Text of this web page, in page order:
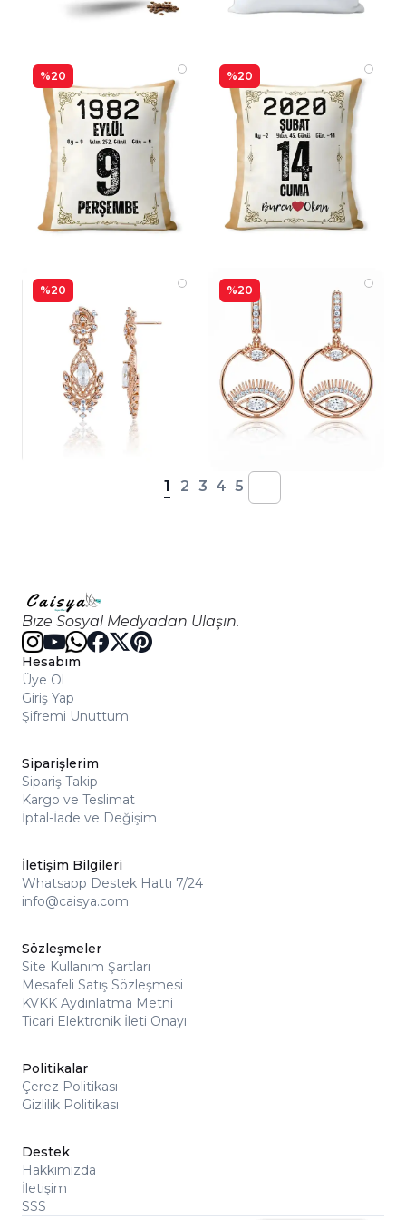
%20 %20
%20 %20
1 2 3 4 5
Bize Sosyal Medyadan Ulaşın.
Hesabım
Üye Ol
Giriş Yap
Şifremi Unuttum
Siparişlerim
Sipariş Takip
Kargo ve Teslimat
İptal-İade ve Değişim
İletişim Bilgileri
Whatsapp Destek Hattı 7/24
info@caisya.com
Sözleşmeler
Site Kullanım Şartları
Mesafeli Satış Sözleşmesi
KVKK Aydınlatma Metni
Ticari Elektronik İleti Onayı
Politikalar
Çerez Politikası
Gizlilik Politikası
Destek
Hakkımızda
İletişim
SSS